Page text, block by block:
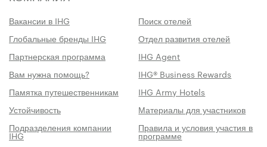
Вакансии в IHG
Поиск отелей
Глобальные бренды IHG
Отдел развития отелей
Партнерская программа
IHG Agent
Вам нужна помощь?
IHG® Business Rewards
Памятка путешественникам
IHG Army Hotels
Устойчивость
Материалы для участников
Подразделения компании
IHG
Правила и условия участия в
программе